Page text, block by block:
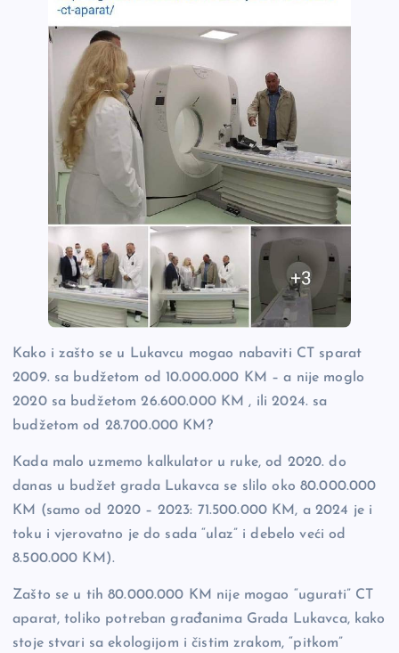
Kako i zašto se u Lukavcu mogao nabaviti CT sparat
2009. sa budžetom od 10.000.000 KM – a nije moglo
2020 sa budžetom 26.600.000 KM , ili 2024. sa
budžetom od 28.700.000 KM?
Kada malo uzmemo kalkulator u ruke, od 2020. do
danas u budžet grada Lukavca se slilo oko 80.000.000
KM (samo od 2020 – 2023: 71.500.000 KM, a 2024 je i
toku i vjerovatno je do sada “ulaz” i debelo veći od
8.500.000 KM).
Zašto se u tih 80.000.000 KM nije mogao “ugurati” CT
aparat, toliko potreban građanima Grada Lukavca, kako
stoje stvari sa ekologijom i čistim zrakom, “pitkom”